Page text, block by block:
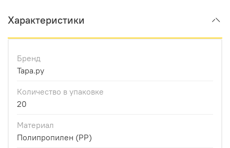
Характеристики
Бренд
Тара.ру
Количество в упаковке
20
Материал
Полипропилен (PP)